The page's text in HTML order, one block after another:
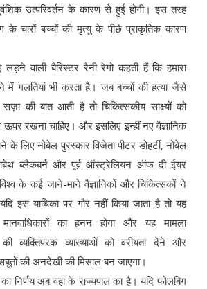
उत्परिवर्तन के कारण से हुई होगी। इस तरह
के चारों बच्चों की मृत्यु के पीछे प्राकृतिक कारण
वाली बैरिस्टर रैनी रेगो कहती हैं कि हमारा
में गलतियां भी करता है। जब बच्चों की हत्या जैसे
की बात आती है तो चिकित्सकीय साक्ष्यों को
ऊपर रखना चाहिए। और इसलिए इन्हीं नए वैज्ञानिक
के लिए नोबेल पुरस्कार विजेता पीटर डोहर्टी, नोबेल
ब्लैकबर्न और पूर्व ऑस्ट्रेलियन ऑफ दी ईयर
के कई जाने-माने वैज्ञानिकों और चिकित्सकों ने
इस याचिका पर गौर नहीं किया जाता है तो यह
का हनन होगा और यह मामला
की व्यक्तिपरक व्याख्याओं को वरीयता देने और
की अनदेखी की मिसाल बन जाएगा।
निर्णय अब वहां के राज्यपाल का है। यदि फोलबिग